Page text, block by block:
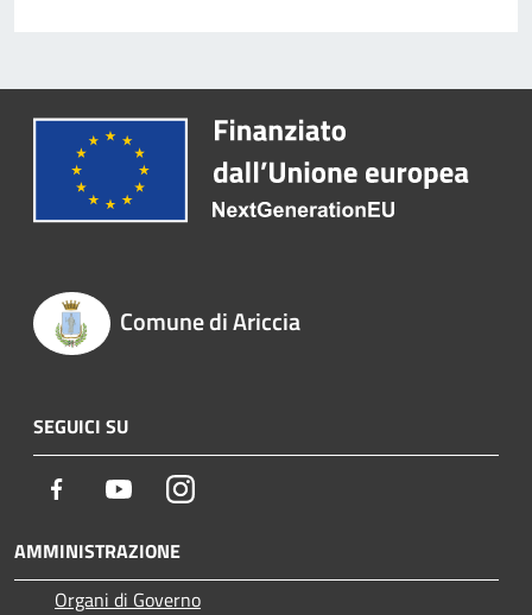
Comune di Ariccia
SEGUICI SU
Facebook YoutubeInstagram
AMMINISTRAZIONE
Organi di Governo